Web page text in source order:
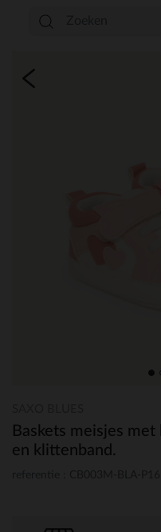
Baskets meisjes
en klittenband.